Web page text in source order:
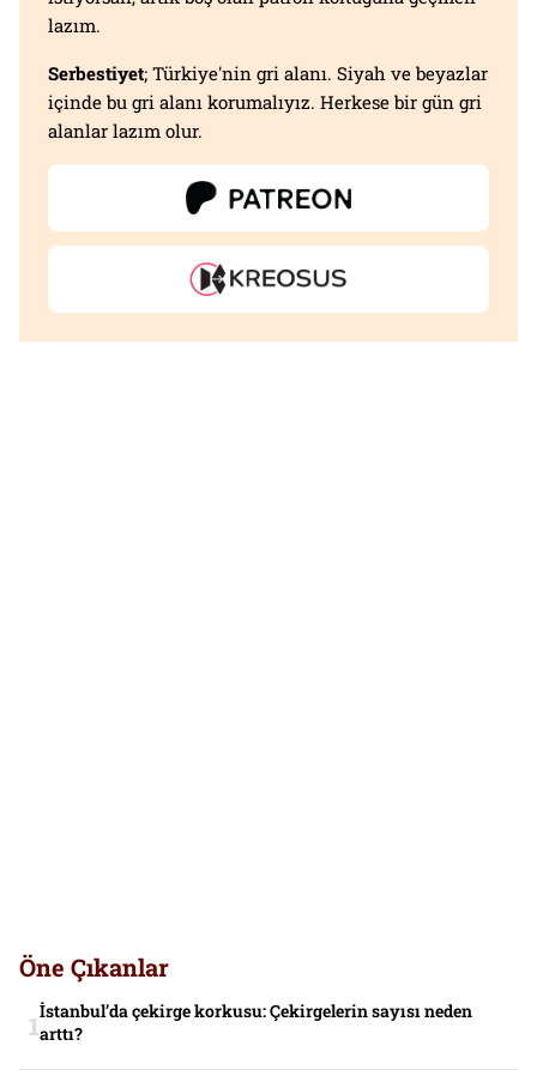
lazım.
Serbestiyet; Türkiye'nin gri alanı. Siyah ve beyazlar
içinde bu gri alanı korumalıyız. Herkese bir gün gri
alanlar lazım olur.
Öne Çıkanlar
İstanbul’da çekirge korkusu: Çekirgelerin sayısı neden
arttı?